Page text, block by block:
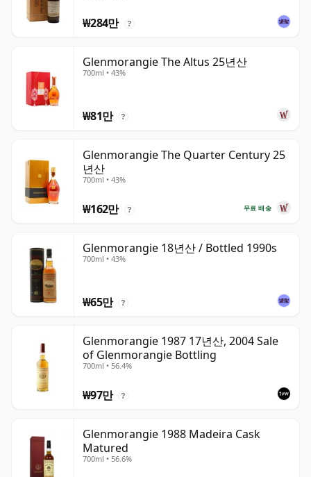
₩284만 ?
Glenmorangie The Altus 25년산
700ml • 43%
₩81만 ?
Glenmorangie The Quarter Century 25
년산
700ml • 43%
무료 배송
₩162만 ?
Glenmorangie 18년산 / Bottled 1990s
700ml • 43%
₩65만 ?
Glenmorangie 1987 17년산, 2004 Sale
of Glenmorangie Bottling
700ml • 56.4%
₩97만 ?
Glenmorangie 1988 Madeira Cask
Matured
700ml • 56.6%